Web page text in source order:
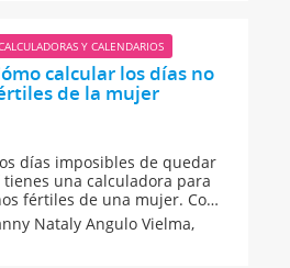
Y CALENDARIOS
calcular los días no
de la mujer
días imposibles de quedar
una calculadora para
fértiles de una mujer. Con
los mejores días para tener
sin el peligro o el riesgo de
Una calculadora muy
Nataly Angulo Vielma,